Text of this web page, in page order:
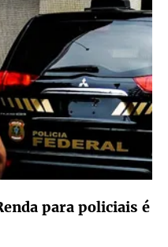
para policiais é